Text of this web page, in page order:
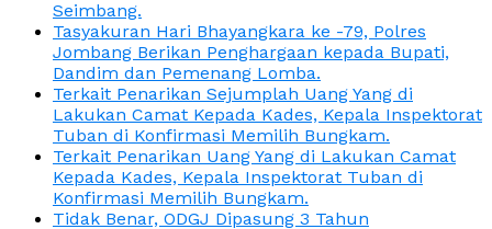
Seimbang.
Tasyakuran Hari Bhayangkara ke -79, Polres
Jombang Berikan Penghargaan kepada Bupati,
Dandim dan Pemenang Lomba.
Terkait Penarikan Sejumplah Uang Yang di
Lakukan Camat Kepada Kades, Kepala Inspektorat
Tuban di Konfirmasi Memilih Bungkam.
Terkait Penarikan Uang Yang di Lakukan Camat
Kepada Kades, Kepala Inspektorat Tuban di
Konfirmasi Memilih Bungkam.
Tidak Benar, ODGJ Dipasung 3 Tahun